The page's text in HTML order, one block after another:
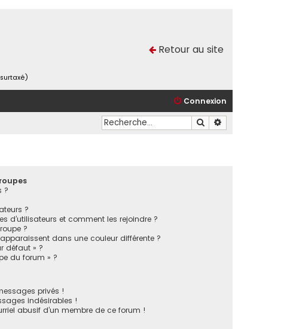
Retour au site
Connexion
Rechercher
?
?
d’utilisateurs et comment les rejoindre ?
?
dans une couleur différente ?
défaut » ?
du forum » ?
privés !
indésirables !
abusif d’un membre de ce forum !